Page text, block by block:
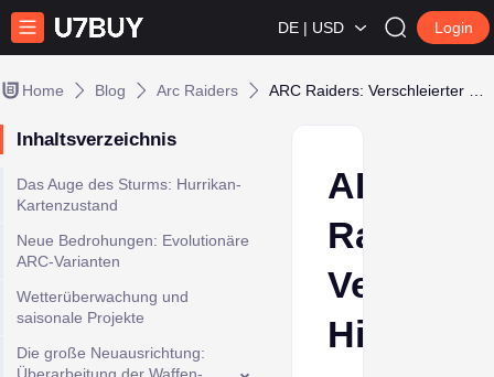
DE | USD Login
Home Blog Arc Raiders
Inhaltsverzeichnis
Das Auge des Sturms: Hurrikan-
Kartenzustand
Neue Bedrohungen: Evolutionäre
ARC-Varianten
Wetterüberwachung und
saisonale Projekte
Die große Neuausrichtung:
ARC
Raiders:
Himmel